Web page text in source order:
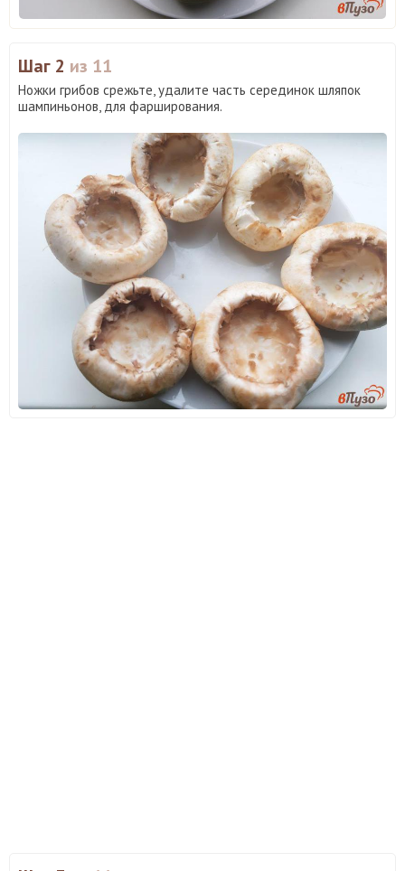
Шаг 2 из 11
Ножки грибов срежьте, удалите часть серединок шляпок
шампиньонов, для фарширования.